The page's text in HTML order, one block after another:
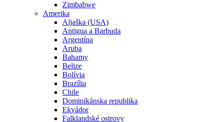
Zimbabwe
Amerika
Aljaška (USA)
Antigua a Barbuda
Argentína
Aruba
Bahamy
Belize
Bolívia
Brazília
Chile
Dominikánska republika
Ekvádor
Falklandské ostrovy